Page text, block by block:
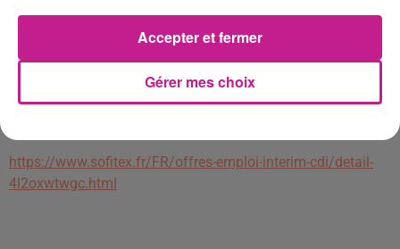
que sur l'utilisation du logiciel WORDPRESS.
Vous pratiquez impérativement l' Anglais pour échanger
avec les fournisseurs internationaux.
Notre client vous propose une mission longue, possibilité de
https://www.sofitex.fr/FR/offres-emploi-interim-cdi/detail-
4l2oxwtwgc.html
Gérer mes choix
Accepter et fermer